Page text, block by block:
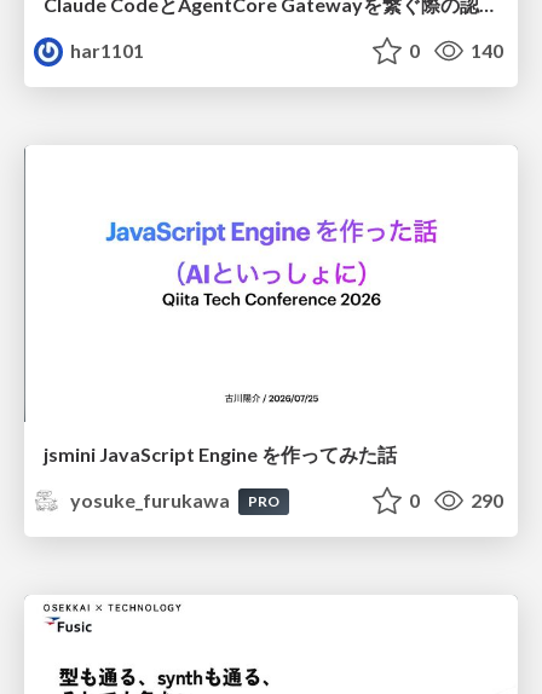
har1101
0 140
jsmini JavaScript Engine を作ってみた話
yosuke_furukawa
PRO 0 290